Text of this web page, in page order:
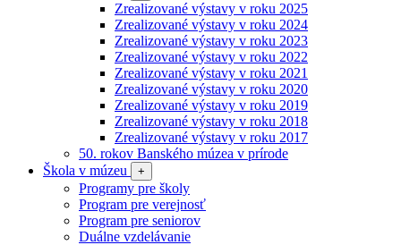
Zrealizované výstavy v roku 2025
Zrealizované výstavy v roku 2024
Zrealizované výstavy v roku 2023
Zrealizované výstavy v roku 2022
Zrealizované výstavy v roku 2021
Zrealizované výstavy v roku 2020
Zrealizované výstavy v roku 2019
Zrealizované výstavy v roku 2018
Zrealizované výstavy v roku 2017
50. rokov Banského múzea v prírode
Škola v múzeu
+
Programy pre školy
Program pre verejnosť
Program pre seniorov
Duálne vzdelávanie